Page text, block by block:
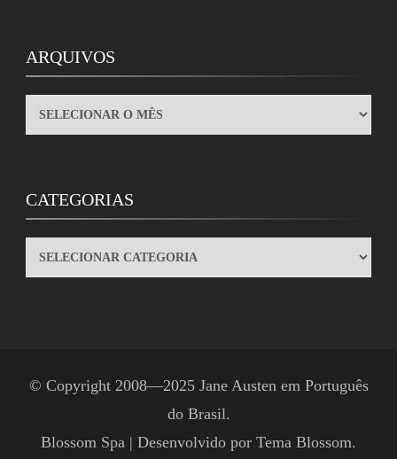
ARQUIVOS
ARQUIVOS
CATEGORIAS
CATEGORIAS
© Copyright 2008—2025 Jane Austen em Português
do Brasil.
Blossom Spa | Desenvolvido por Tema Blossom.